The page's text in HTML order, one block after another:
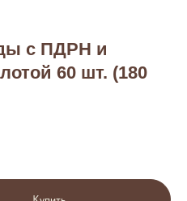
с ПДРН и
60 шт. (180